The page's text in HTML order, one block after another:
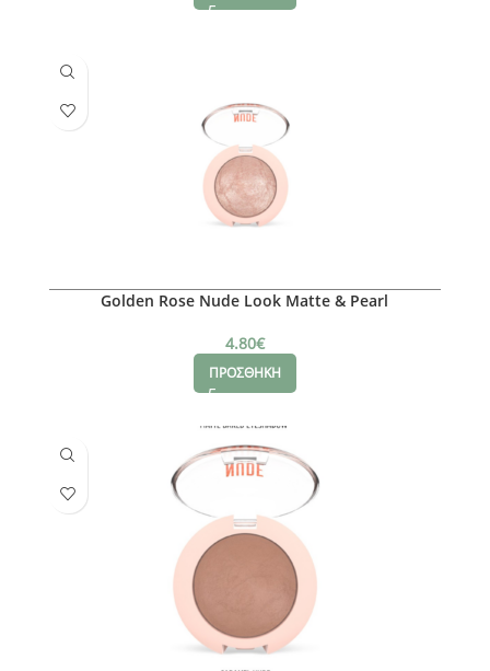
Golden Rose Nude Look Matte & Pearl
4.80€
ΠΡΟΣΘΗΚΗ